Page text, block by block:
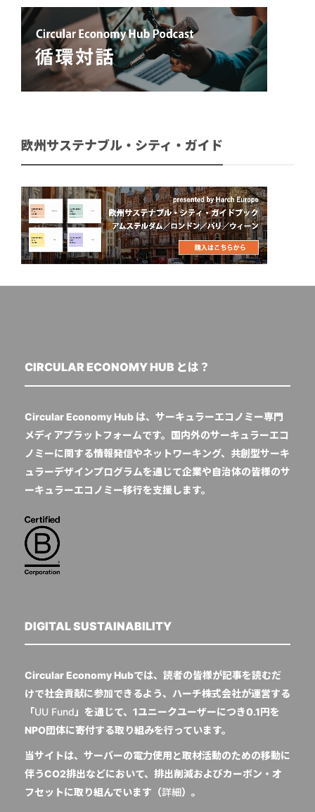
欧州サステナブル・シティ・ガイド
CIRCULAR ECONOMY HUB とは？
Circular Economy Hub は、サーキュラーエコノミー専門
メディアプラットフォームです。国内外のサーキュラーエコ
ノミーに関する情報発信やネットワーキング、共創型サーキ
ュラーデザインプログラムを通じて企業や自治体の皆様のサ
ーキュラーエコノミー移行を支援します。
DIGITAL SUSTAINABILITY
Circular Economy Hubでは、読者の皆様が記事を読むだ
けで社会貢献に参加できるよう、ハーチ株式会社が運営する
「UU Fund 」を通じて、1ユニークユーザーにつき0.1円を
NPO団体に寄付する取り組みを行っています。
当サイトは、サーバーの電力使用と取材活動のための移動に
伴うCO2排出などにおいて、排出削減およびカーボン・オ
フセットに取り組んでいます（詳細）。